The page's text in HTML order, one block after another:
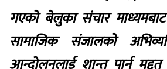
गएको बेलुका संचार
सामाजिक संजालको